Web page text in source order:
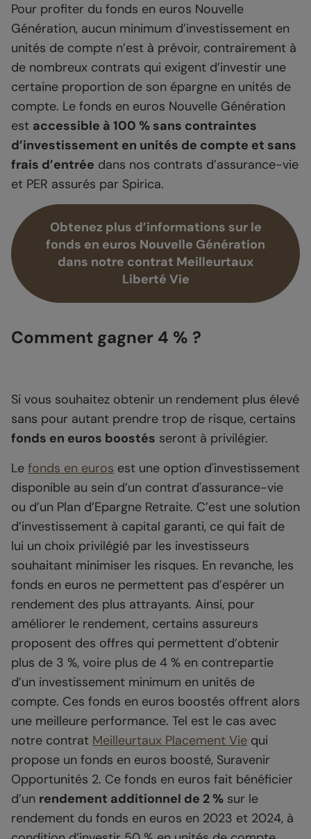
Pour profiter du fonds en euros Nouvelle
Génération, aucun minimum d’investissement en
unités de compte n’est à prévoir, contrairement à
de nombreux contrats qui exigent d’investir une
certaine proportion de son épargne en unités de
compte. Le fonds en euros Nouvelle Génération
est accessible à 100 % sans contraintes
d’investissement en unités de compte et sans
frais d’entrée dans nos contrats d’assurance-vie
et PER assurés par Spirica.
Obtenez plus d’informations sur le
fonds en euros Nouvelle Génération
dans notre contrat Meilleurtaux
Liberté Vie
Comment gagner 4 % ?
Si vous souhaitez obtenir un rendement plus élevé
sans pour autant prendre trop de risque, certains
fonds en euros boostés seront à privilégier.
Le fonds en euros est une option d'investissement
disponible au sein d’un contrat d'assurance-vie
ou d’un Plan d’Epargne Retraite. C’est une solution
d’investissement à capital garanti, ce qui fait de
lui un choix privilégié par les investisseurs
souhaitant minimiser les risques. En revanche, les
fonds en euros ne permettent pas d’espérer un
rendement des plus attrayants. Ainsi, pour
améliorer le rendement, certains assureurs
proposent des offres qui permettent d’obtenir
plus de 3 %, voire plus de 4 % en contrepartie
d’un investissement minimum en unités de
compte. Ces fonds en euros boostés offrent alors
une meilleure performance. Tel est le cas avec
notre contrat Meilleurtaux Placement Vie qui
propose un fonds en euros boosté, Suravenir
Opportunités 2. Ce fonds en euros fait bénéficier
d’un rendement additionnel de 2 % sur le
rendement du fonds en euros en 2023 et 2024, à